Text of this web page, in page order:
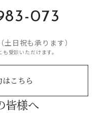
073
日祝も承ります）
受診いただけます。
こちら
皆様へ